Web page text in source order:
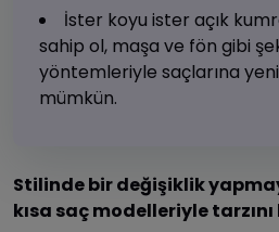
İster koyu ister açık
sahip ol, maşa ve fön gibi
yöntemleriyle saçlarına
mümkün.
Stilinde bir değişiklik
kısa saç modelleriyle